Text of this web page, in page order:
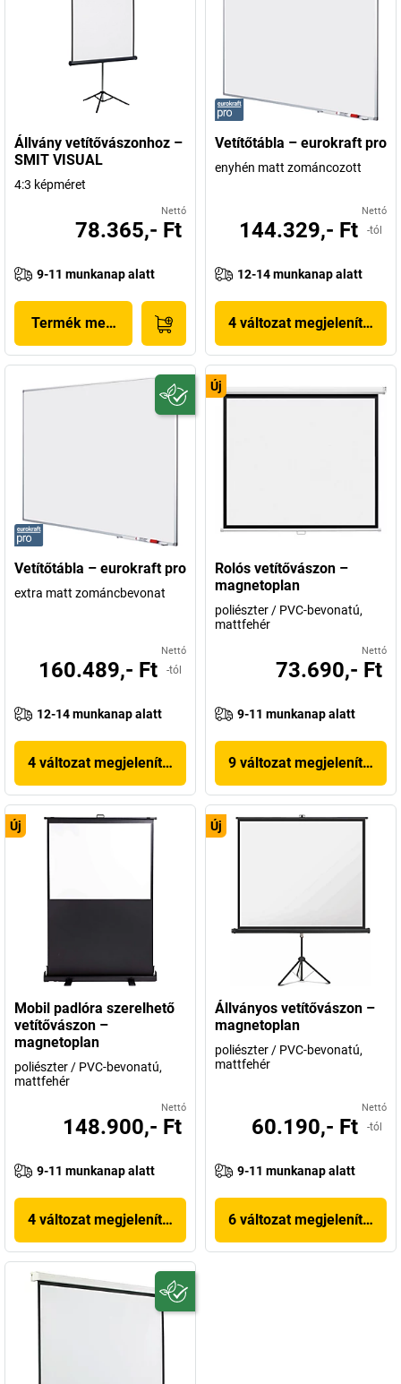
Állvány vetítővászonhoz –
SMIT VISUAL
4:3 képméret
Nettó
78.365,- Ft
9-11 munkanap alatt
Termék megjelenítése
Vetítőtábla – eurokraft pro
enyhén matt zománcozott
Nettó
144.329,- Ft -tól
12-14 munkanap alatt
4 változat megjelenítése
Vetítőtábla – eurokraft pro
extra matt zománcbevonat
Nettó
160.489,- Ft -tól
12-14 munkanap alatt
4 változat megjelenítése
Új
Rolós vetítővászon –
magnetoplan
poliészter / PVC-bevonatú,
mattfehér
Nettó
73.690,- Ft
9-11 munkanap alatt
9 változat megjelenítése
Új
Mobil padlóra szerelhető
vetítővászon –
magnetoplan
poliészter / PVC-bevonatú,
mattfehér
Nettó
148.900,- Ft
9-11 munkanap alatt
4 változat megjelenítése
Új
Állványos vetítővászon –
magnetoplan
poliészter / PVC-bevonatú,
mattfehér
Nettó
60.190,- Ft -tól
9-11 munkanap alatt
6 változat megjelenítése